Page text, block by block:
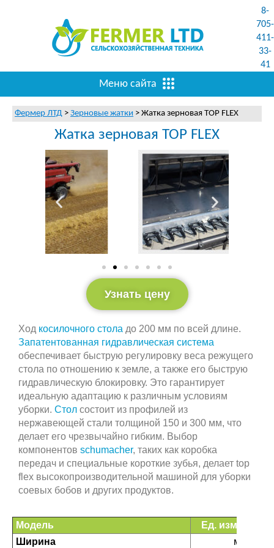
8-
705-
411-
33-
41
Меню сайта
Фермер ЛТД >Зерновые жатки >Жатка зерновая TOP FLEX
Жатка зерновая TOP FLEX
Узнать цену
Ход косилочного стола до 200 мм по всей длине.
Запатентованная гидравлическая система
обеспечивает быструю регулировку веса режущего
стола по отношению к земле, а также его быструю
гидравлическую блокировку. Это гарантирует
идеальную адаптацию к различным условиям
уборки. Стол состоит из профилей из
нержавеющей стали толщиной 150 и 300 мм, что
делает его чрезвычайно гибким. Выбор
компонентов schumacher, таких как коробка
передач и специальные короткие зубья, делает top
flex высокопроизводительной машиной для уборки
соевых бобов и других продуктов.
Модель
Ед. измерения
Ширина
м